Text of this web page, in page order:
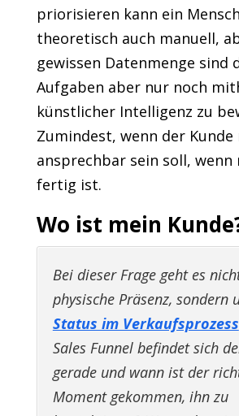
priorisieren kann ein
theoretisch auch manuell,
gewissen Datenmenge sind
Aufgaben aber nur noch
künstlicher Intelligenz zu
Zumindest, wenn der Kunde
ansprechbar sein soll, wenn
fertig ist.
Wo ist mein
Bei dieser Frage geht es
physische Präsenz, sondern
Status im Verkaufsprozess
Sales Funnel befindet sich
gerade und wann ist der
Moment gekommen, ihn zu